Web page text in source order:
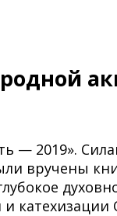
— 2019».
вручены